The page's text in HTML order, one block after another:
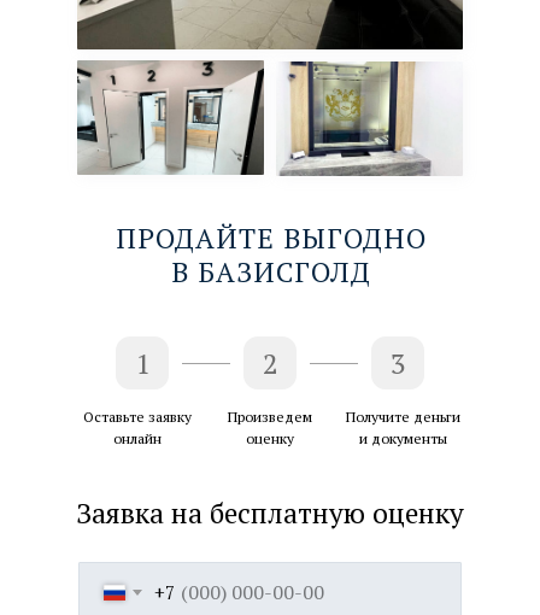
1 2 3
ПРОДАЙТЕ ВЫГОДНО
В БАЗИСГОЛД
Оставьте заявку
онлайн
Произведем
оценку
Получите деньги
и документы
Заявка на бесплатную оценку
+7